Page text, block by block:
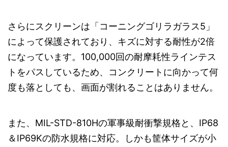
さらにスクリーンは「コーニングゴリラガラス5」
によって保護されており、キズに対する耐性が2倍
になっています。100,000回の耐摩耗性ラインテス
トをパスしているため、コンクリートに向かって何
度も落としても、画面が割れることはありません。
また、MIL-STD-810Hの軍事級耐衝撃規格と、IP68
＆IP69Kの防水規格に対応。しかも筐体サイズが小